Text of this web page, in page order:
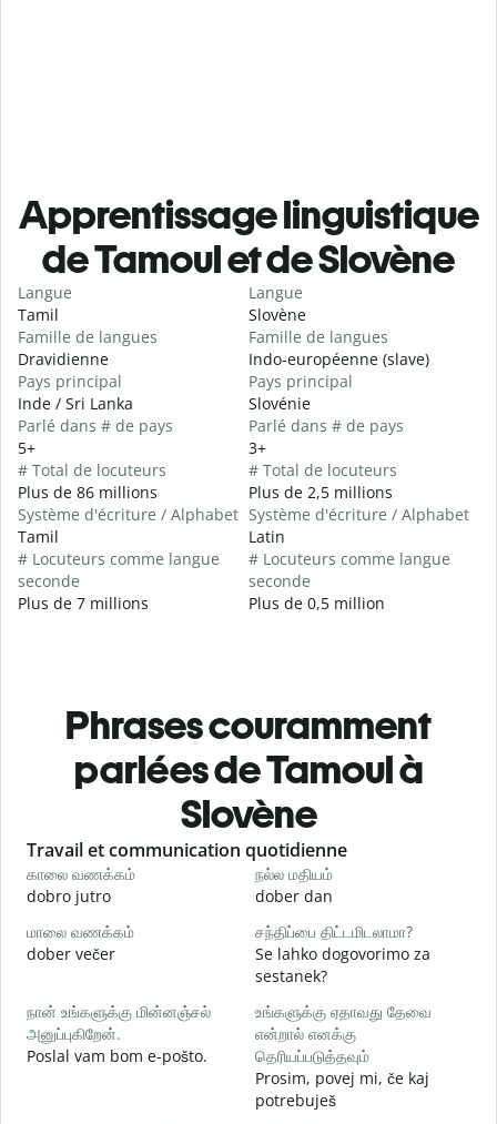
Apprentissage linguistique
de Tamoul et de Slovène
Langue
Tamil
Famille de langues
Dravidienne
Pays principal
Inde / Sri Lanka
Parlé dans # de pays
5+
# Total de locuteurs
Plus de 86 millions
Système d'écriture / Alphabet
Tamil
# Locuteurs comme langue
seconde
Plus de 7 millions
Langue
Slovène
Famille de langues
Indo-européenne (slave)
Pays principal
Slovénie
Parlé dans # de pays
3+
# Total de locuteurs
Plus de 2,5 millions
Système d'écriture / Alphabet
Latin
# Locuteurs comme langue
seconde
Plus de 0,5 million
Phrases couramment
parlées de Tamoul à
Slovène
Slide 1 of 6
Travail et communication quotidienne
காலை வணக்கம்
dobro jutro
நல்ல மதியம்
dober dan
மாலை வணக்கம்
dober večer
சந்திப்பை திட்டமிடலாமா?
Se lahko dogovorimo za
sestanek?
நான் உங்களுக்கு மின்னஞ்சல்
அனுப்புகிறேன்.
Poslal vam bom e-pošto.
உங்களுக்கு ஏதாவது தேவை
என்றால் எனக்கு
தெரியப்படுத்தவும்
Prosim, povej mi, če kaj
potrebuješ